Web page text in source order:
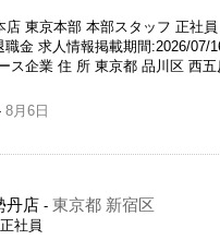
店 東京本部 本部スタッフ 正社
金 求人情報掲載期間:2026/07/
ス企業 住 所 東京都 品川区 西
8月6日
丹店 - 東京都 新宿区
社員